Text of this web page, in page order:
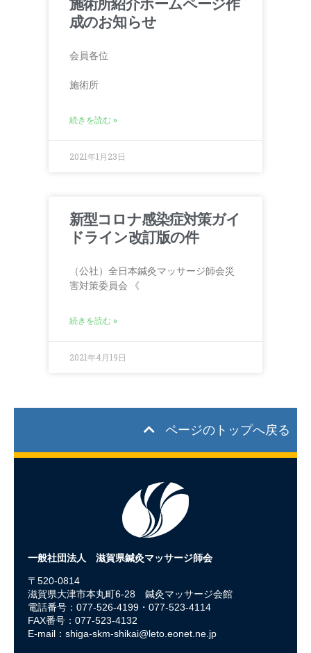
施術所紹介ホームページ作
成のお知らせ
会員各位
施術所
続きを読む »
2021年1月23日
新型コロナ感染症対策ガイ
ドライン改訂版の件
（公社）全日本鍼灸マッサージ師会災
害対策委員会 《
続きを読む »
2021年4月19日
ページのトップへ戻る
一般社団法人 滋賀県鍼灸マッサージ師会
〒520-0814
滋賀県大津市本丸町6-28 鍼灸マッサージ会館
電話番号：077-526-4199・077-523-4114
FAX番号：077-523-4132
E-mail： shiga-skm-shikai@leto.eonet.ne.jp